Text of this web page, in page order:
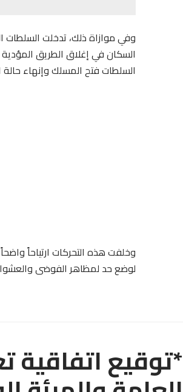
وفي موازاة ذلك، تدخلت السلطات
السكان في إغلاق الطريق المؤدية
السلطات فتح المسلك وإنهاء حالة
وخلفت هذه التحركات ارتياحاً
لوضع حد لمظاهر الفوضى
*توقيع اتفاقية